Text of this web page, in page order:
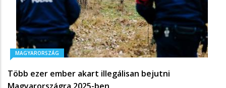
MAGYARORSZÁG
Több ezer ember akart illegálisan bejutni